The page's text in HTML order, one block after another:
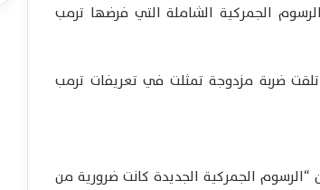
500” منخفضاً بنحو 5% بعدما أثارت الرسوم الجمركية الشاملة التي فرضها ترمب
الخام أكبر تراجع لها منذ عام 2023، بعد أن تلقت ضربة مزدوجة تمثلت في تعريفات ترمب
الجمركية الجديدة كانت ضرورية من